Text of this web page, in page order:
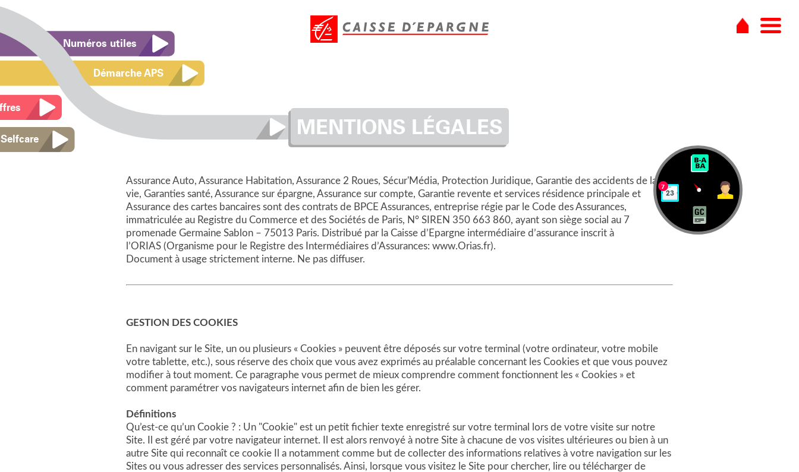
7
MENTIONS LÉGALES
Numéros utiles
Démarche APS
Selfcare
Assurance Auto, Assurance Habitation, Assurance 2 Roues, Sécur'Média, Protection Juridique, Garantie des accidents de la
vie, Garanties santé, Assurance sur épargne, Assurance sur compte, Garantie revente et services résidence principale et
Assurance des cartes bancaires sont des contrats de BPCE Assurances, entreprise régie par le Code des Assurances,
immatriculée au Registre du Commerce et des Sociétés de Paris, N° SIREN 350 663 860, ayant son siège social au 7
promenade Germaine Sablon – 75013 Paris. Distribué par la Caisse d’Epargne intermédiaire d’assurance inscrit à
l’ORIAS (Organisme pour le Registre des Intermédiaires d’Assurances: www.Orias.fr).
Document à usage strictement interne. Ne pas diffuser.
GESTION DES COOKIES
En navigant sur le Site, un ou plusieurs « Cookies » peuvent être déposés sur votre terminal (votre ordinateur, votre mobile
votre tablette, etc.), sous réserve des choix que vous avez exprimés au préalable concernant les Cookies et que vous pouvez
modifier à tout moment. Ce paragraphe vous permet de mieux comprendre comment fonctionnent les « Cookies » et
comment paramétrer vos navigateurs internet afin de bien les gérer.
Définitions
Qu’est-ce qu’un Cookie ? : Un "Cookie" est un petit fichier texte enregistré sur votre terminal lors de votre visite sur notre
Site. Il est géré par votre navigateur internet. Il est alors renvoyé à notre Site à chacune de vos visites ultérieures ou bien à un
autre Site qui reconnaît ce cookie Il a notamment comme but de collecter des informations relatives à votre navigation sur les
Sites ou vous adresser des services personnalisés. Ainsi, lorsque vous visitez le Site pour chercher, lire ou télécharger de